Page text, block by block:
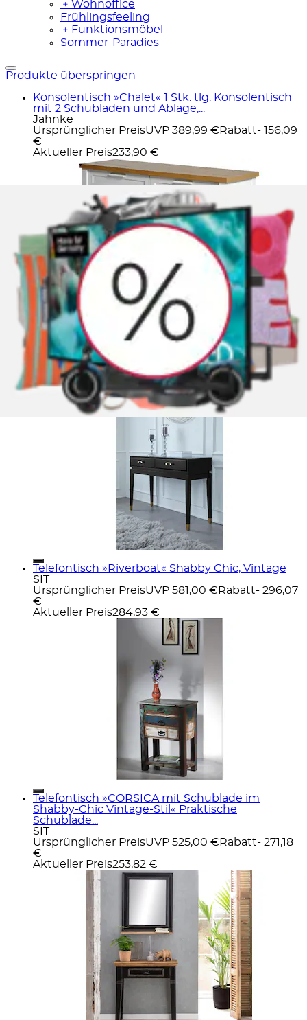
﹢ Wohnoffice
Frühlingsfeeling
﹢ Funktionsmöbel
Sommer-Paradies
Produkte überspringen
Konsolentisch »Chalet« 1 Stk. tlg. Konsolentisch
mit 2 Schubladen und Ablage,...
Jahnke
Ursprünglicher PreisUVP 389,99 € Rabatt- 156,09
€
Aktueller Preis233,90 €
Konsolentisch »Borig«
OTTO home
Ursprünglicher Preis
UVP 319,99 €Rabatt - 210,00
Aktueller Preis
109,99 €
Telefontisch »Riverboat« Shabby Chic, Vintage
SIT
Ursprünglicher PreisUVP 581,00 € Rabatt- 296,07
€
Aktueller Preis284,93 €
Telefontisch »CORSICA mit Schublade im
Shabby-Chic Vintage-Stil« Praktische
Schublade...
SIT
Ursprünglicher PreisUVP 525,00 € Rabatt- 271,18
€
Aktueller Preis253,82 €